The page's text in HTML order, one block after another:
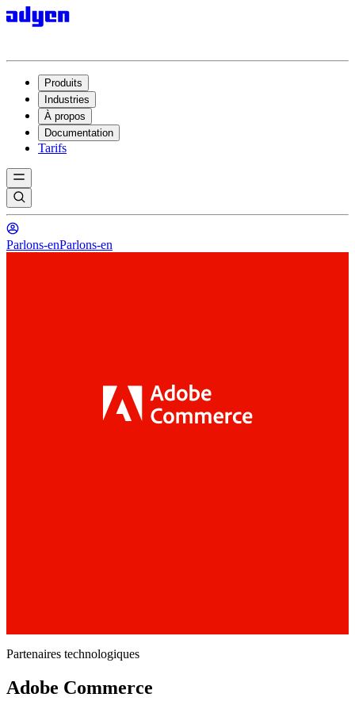
Produits
Industries
À propos
Documentation
Tarifs
Parlons-enParlons-en
Partenaires technologiques
Adobe Commerce